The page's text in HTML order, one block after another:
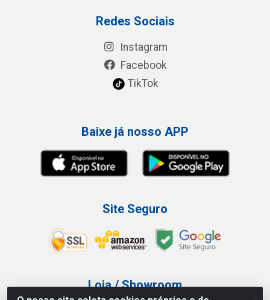
Redes Sociais
Instagram
Facebook
TikTok
Baixe já nosso APP
Site Seguro
Loja / Showroom